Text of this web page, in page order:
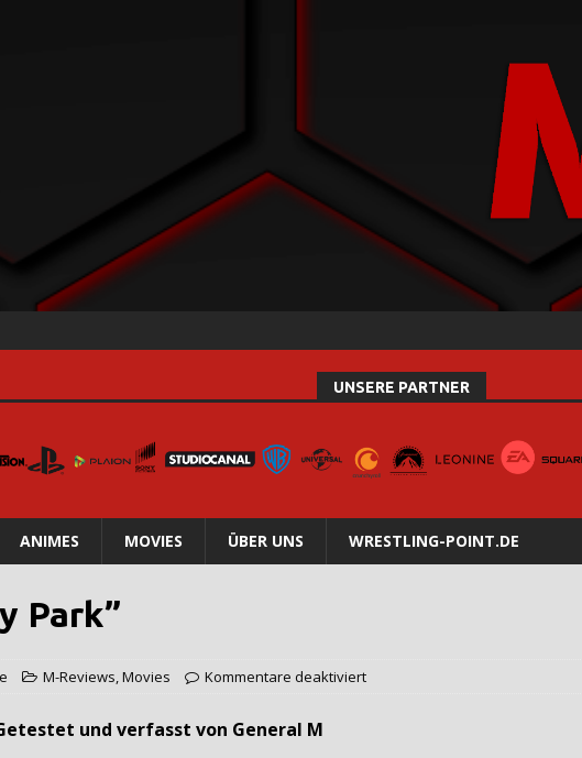
UNSERE PARTNER
ANIMES MOVIES ÜBER UNS WRESTLING-POINT.DE
Park”
M-Reviews,Movies Kommentare deaktiviert
verfasst von General M